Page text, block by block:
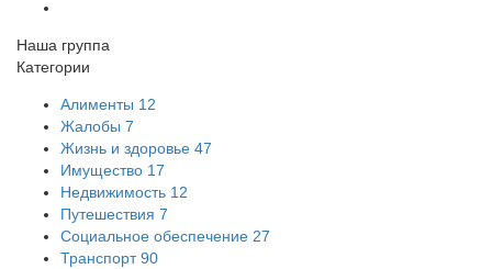
Наша группа
Категории
Алименты 12
Жалобы 7
Жизнь и здоровье 47
Имущество 17
Недвижимость 12
Путешествия 7
Социальное обеспечение 27
Транспорт90